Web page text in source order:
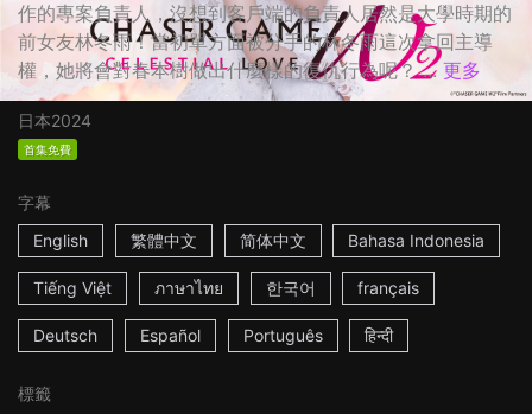
作的專案負責人，沒想到客戶端的負責人居然是大學時期的
前女友林冬雨！當初單方面被分手的林冬雨這次拿回主導
權，她將會對春本樹做出什麼樣的復仇行為呢？ ... 更多
日本2024
首集免費
字幕
English
繁體中文 简体中文 Bahasa Indonesia
Tiếng Việt ภาษาไทย 한국어 français
Deutsch Español Português हिन्दी
標籤